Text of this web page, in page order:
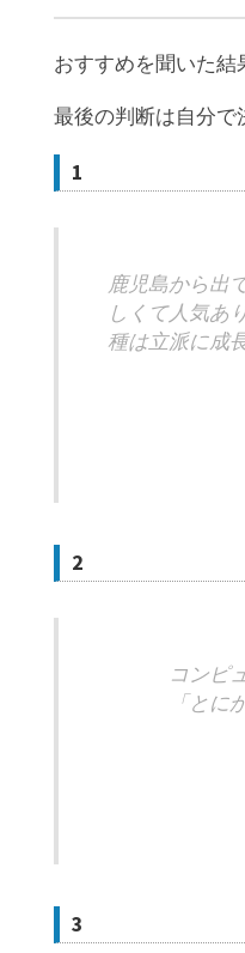
おすすめを聞いた結
最後の判断は自分で
1
鹿児島から出
しくて人気あ
種は立派に成
2
コンピ
「と
3